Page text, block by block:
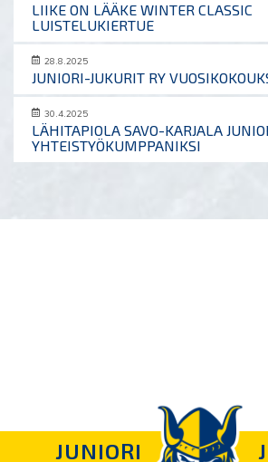
LIIKE ON LÄÄKE WINTER CLASSIC
LUISTELUKIERTUE
28.8.2025
JUNIORI-JUKURIT RY
30.4.2025
LÄHITAPIOLA SAVO-KARJALA
YHTEISTYÖKUMPPANIKSI
JUNIORI